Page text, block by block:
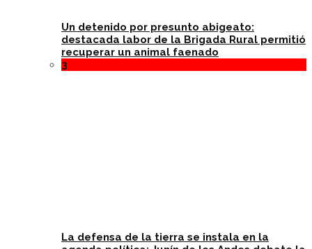
Un detenido por presunto abigeato:
destacada labor de la Brigada Rural permitió
recuperar un animal faenado
3
La defensa de la tierra se instala en la